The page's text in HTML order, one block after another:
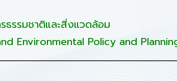
ธรรมชาติและสิ่งแวดล้อม
Environmental Policy and